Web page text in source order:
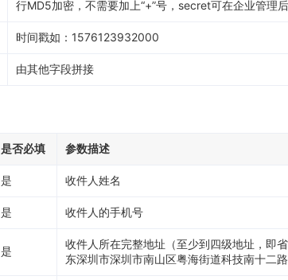
行MD5加密，不需要加上“+”号，secret可在企业管理
时间戳如：1576123932000
由其他字段拼接
是否必填 参数描述
是 收件人姓名
是 收件人的手机号
是
收件人所在完整地址（至少到四级地址，即
东深圳市深圳市南山区粤海街道科技南十二